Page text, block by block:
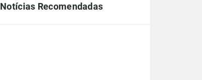
Notícias Recomendadas